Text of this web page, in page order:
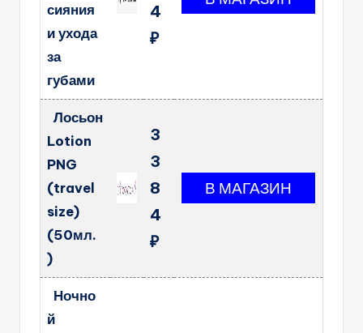
сияния
и ухода
за
губами
4
₽
Лосьон
Lotion
PNG
(travel
size)
(50мл.
)
3
3
8
4
₽
Ночно
й